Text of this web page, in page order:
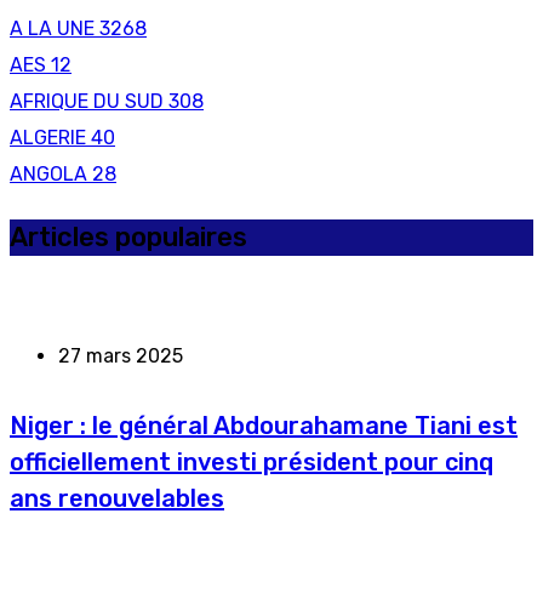
A LA UNE 3268
AES 12
AFRIQUE DU SUD 308
ALGERIE 40
ANGOLA 28
Articles populaires
27 mars 2025
Niger : le général Abdourahamane Tiani est
officiellement investi président pour cinq
ans renouvelables